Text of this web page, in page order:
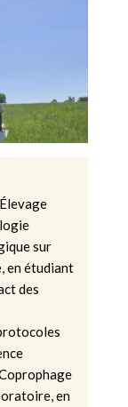
sur
en étudiant
des
en